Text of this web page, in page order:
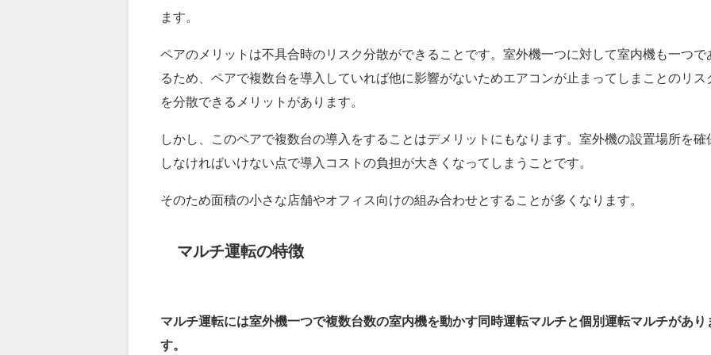
ます。
ペアのメリットは不具合時のリスク分散ができることです。室外機一つに対して室内機も一つで
るため、ペアで複数台を導入していれば他に影響がないためエアコンが止まってしまことのリス
を分散できるメリットがあります。
しかし、このペアで複数台の導入をすることはデメリットにもなります。室外機の設置場所を確
しなければいけない点で導入コストの負担が大きくなってしまうことです。
そのため面積の小さな店舗やオフィス向けの組み合わせとすることが多くなります。
マルチ運転の特徴
マルチ運転には室外機一つで複数台数の室内機を動かす同時運転マルチと個別運転マルチがあり
す。